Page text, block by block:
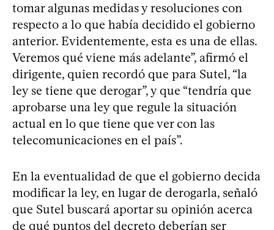
tomar algunas medidas y resoluciones con
respecto a lo que había decidido el gobierno
anterior. Evidentemente, esta es una de ellas.
Veremos qué viene más adelante”, afirmó el
dirigente, quien recordó que para Sutel, “la
ley se tiene que derogar”, y que “tendría que
aprobarse una ley que regule la situación
actual en lo que tiene que ver con las
telecomunicaciones en el país”.
En la eventualidad de que el gobierno decida
modificar la ley, en lugar de derogarla, señaló
que Sutel buscará aportar su opinión acerca
de qué puntos del decreto deberían ser